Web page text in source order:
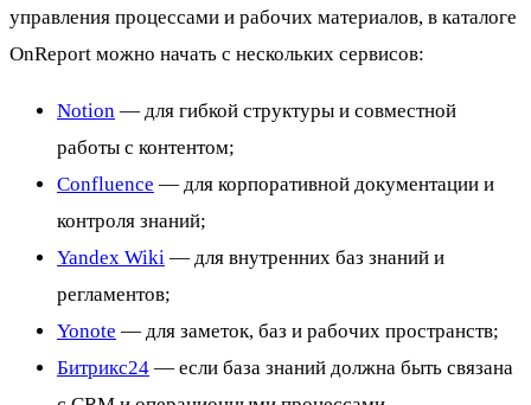
управления процессами и рабочих материалов, в каталоге
OnReport можно начать с нескольких сервисов:
Notion — для гибкой структуры и совместной
работы с контентом;
Confluence — для корпоративной документации и
контроля знаний;
Yandex Wiki — для внутренних баз знаний и
регламентов;
Yonote — для заметок, баз и рабочих пространств;
Битрикс24 — если база знаний должна быть связана